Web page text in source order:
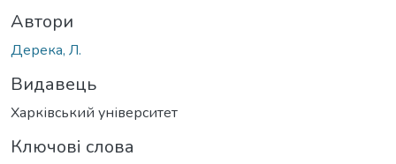
Автори
Дерека, Л.
Видавець
Харківський університет
Ключові слова